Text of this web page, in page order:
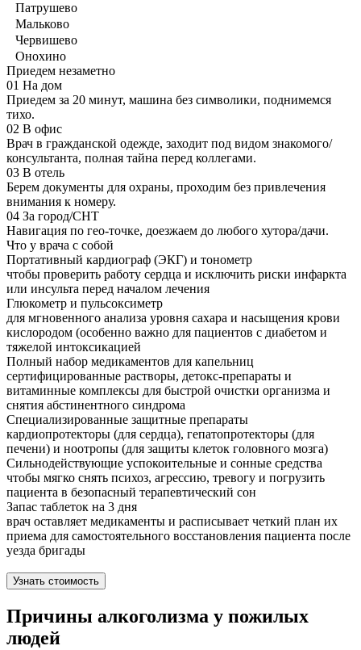
Патрушево
Мальково
Червишево
Онохино
Приедем незаметно
01 На дом
Приедем за 20 минут, машина без символики, поднимемся
тихо.
02 В офис
Врач в гражданской одежде, заходит под видом знакомого/
консультанта, полная тайна перед коллегами.
03 В отель
Берем документы для охраны, проходим без привлечения
внимания к номеру.
04 За город/СНТ
Навигация по гео-точке, доезжаем до любого хутора/дачи.
Что у врача с собой
Портативный кардиограф (ЭКГ) и тонометр
чтобы проверить работу сердца и исключить риски инфаркта
или инсульта перед началом лечения
Глюкометр и пульсоксиметр
для мгновенного анализа уровня сахара и насыщения крови
кислородом (особенно важно для пациентов с диабетом и
тяжелой интоксикацией
Полный набор медикаментов для капельниц
сертифицированные растворы, детокс-препараты и
витаминные комплексы для быстрой очистки организма и
снятия абстинентного синдрома
Специализированные защитные препараты
кардиопротекторы (для сердца), гепатопротекторы (для
печени) и ноотропы (для защиты клеток головного мозга)
Сильнодействующие успокоительные и сонные средства
чтобы мягко снять психоз, агрессию, тревогу и погрузить
пациента в безопасный терапевтический сон
Запас таблеток на 3 дня
врач оставляет медикаменты и расписывает четкий план их
приема для самостоятельного восстановления пациента после
уезда бригады
Узнать стоимость
Причины алкоголизма у пожилых
людей